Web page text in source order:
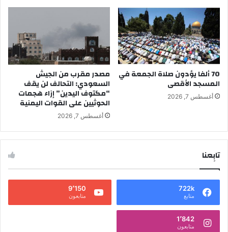
70 ألفا يؤدون صلاة الجمعة في
المسجد الأقصى
أغسطس 7, 2026
مصدر مقرب من الجيش
السعودي: التحالف لن يقف
“مكتوف اليدين” إزاء هجمات
الحوثيين على القوات اليمنية
أغسطس 7, 2026
تابِعنا
722k
متابع
9٬150
متابعون
1٬842
متابعون